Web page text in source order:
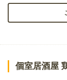
個室居酒屋